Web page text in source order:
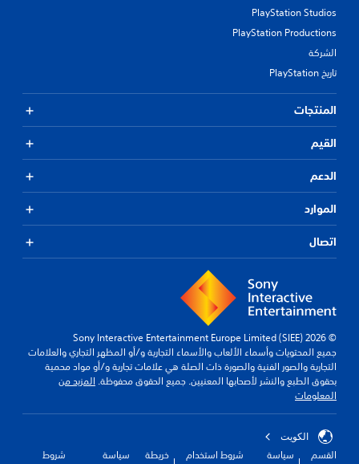
PlayStation Studios
PlayStation Productions
الشركة
تاريخ PlayStation
المنتجات
القيم
الدعم
الموارد
اتصال
© 2026 Sony Interactive Entertainment Europe Limited (SIEE)
جميع المحتويات وأسماء الألعاب والأسماء التجارية و/أو المظهر التجاري والعلامات
التجارية والصور الفنية والصورة ذات الصلة هي علامات تجارية و/أو مواد محمية
بحقوق الطبع والنشر لأصحابها المعنيين. جميع الحقوق محفوظة. المزيد من
المعلومات
الكويت‎
القسم
سياسة
شروط استخدام
خريطة
سياسة
شروط